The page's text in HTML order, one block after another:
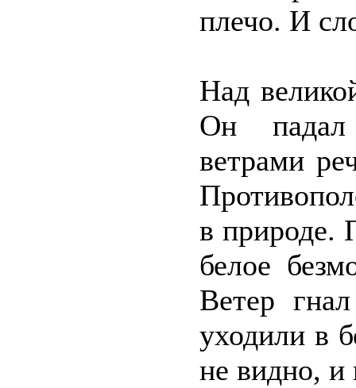
плечо. И
Над
Он падал
ветрами
в природе.
белое
Ветер
уходили в
не видно, и